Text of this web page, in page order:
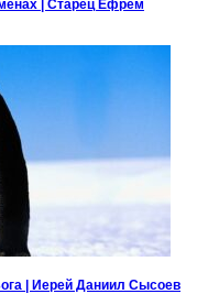
| Старец Ефрем
| Иерей Даниил Сысоев